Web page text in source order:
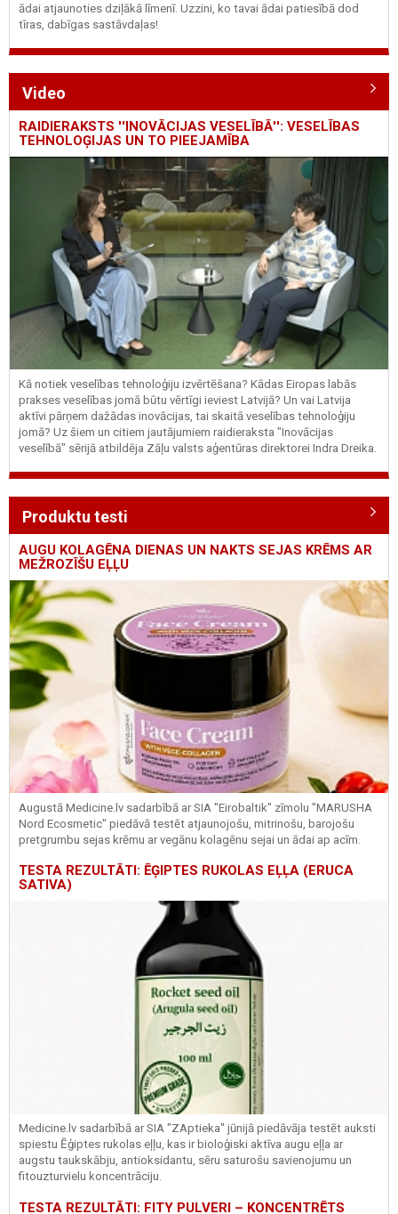
ādai atjaunoties dziļākā līmenī. Uzzini, ko tavai ādai patiesībā dod
tīras, dabīgas sastāvdaļas!
Video
RAIDIERAKSTS ''INOVĀCIJAS VESELĪBĀ'': VESELĪBAS
TEHNOLOĢIJAS UN TO PIEEJAMĪBA
Kā notiek veselības tehnoloģiju izvērtēšana? Kādas Eiropas labās
prakses veselības jomā būtu vērtīgi ieviest Latvijā? Un vai Latvija
aktīvi pārņem dažādas inovācijas, tai skaitā veselības tehnoloģiju
jomā? Uz šiem un citiem jautājumiem raidieraksta "Inovācijas
veselībā" sērijā atbildēja Zāļu valsts aģentūras direktorei Indra Dreika.
Produktu testi
AUGU KOLAGĒNA DIENAS UN NAKTS SEJAS KRĒMS AR
MEŽROZĪŠU EĻĻU
Augustā Medicine.lv sadarbībā ar SIA "Eirobaltik" zīmolu "MARUSHA
Nord Ecosmetic" piedāvā testēt atjaunojošu, mitrinošu, barojošu
pretgrumbu sejas krēmu ar vegānu kolagēnu sejai un ādai ap acīm.
TESTA REZULTĀTI: ĒĢIPTES RUKOLAS EĻĻA (ERUCA
SATIVA)
Medicine.lv sadarbībā ar SIA "ZAptieka" jūnijā piedāvāja testēt auksti
spiestu Ēģiptes rukolas eļļu, kas ir bioloģiski aktīva augu eļļa ar
augstu taukskābju, antioksidantu, sēru saturošu savienojumu un
fitouzturvielu koncentrāciju.
TESTA REZULTĀTI: FITY PULVERI – KONCENTRĒTS